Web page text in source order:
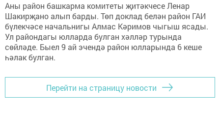
Аны район башкарма комитеты җитәкчесе Ленар
Шакирҗано алып барды. Төп доклад белән район ГАИ
бүлекчәсе начальнигы Алмас Кәримов чыгыш ясады.
Ул райондагы юлларда булган хәлләр турында
сөйләде. Быел 9 ай эчендә район юлларында 6 кеше
һәлак булган.
Перейти на страницу новости